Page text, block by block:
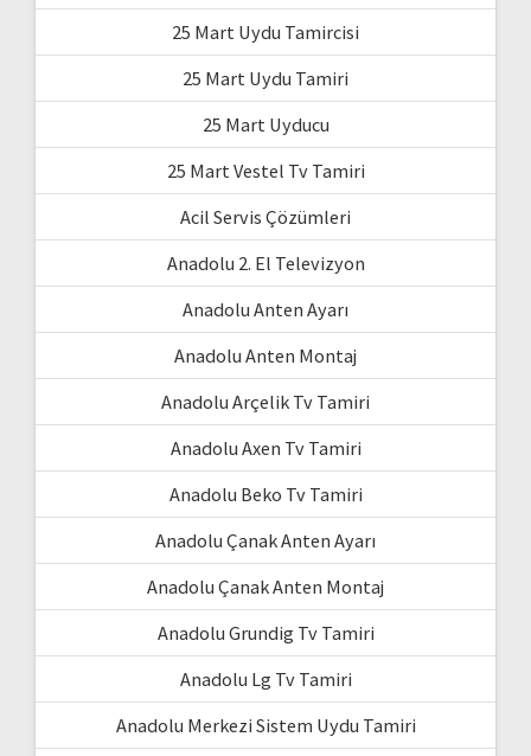
25 Mart Uydu Tamircisi
25 Mart Uydu Tamiri
25 Mart Uyducu
25 Mart Vestel Tv Tamiri
Acil Servis Çözümleri
Anadolu 2. El Televizyon
Anadolu Anten Ayarı
Anadolu Anten Montaj
Anadolu Arçelik Tv Tamiri
Anadolu Axen Tv Tamiri
Anadolu Beko Tv Tamiri
Anadolu Çanak Anten Ayarı
Anadolu Çanak Anten Montaj
Anadolu Grundig Tv Tamiri
Anadolu Lg Tv Tamiri
Anadolu Merkezi Sistem Uydu Tamiri